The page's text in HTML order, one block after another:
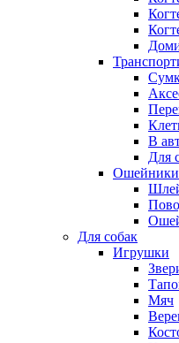
В
Для
Для собак
Игрушки
Мяч